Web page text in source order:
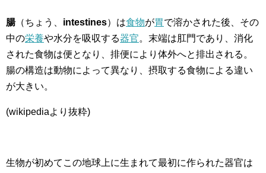
腸（ちょう、 intestines）は食物が胃で溶かされた後、その
中の栄養や水分を吸収する器官。末端は肛門であり、消化
された食物は便となり、排便により体外へと排出される。
腸の構造は動物によって異なり、摂取する食物による違い
が大きい。
(wikipediaより抜粋)
生物が初めてこの地球上に生まれて最初に作られた器官は